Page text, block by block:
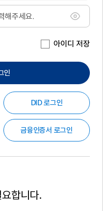
비밀번호
아이디 저장
인
DID 로그인
금융인증서 로그인
합니다.